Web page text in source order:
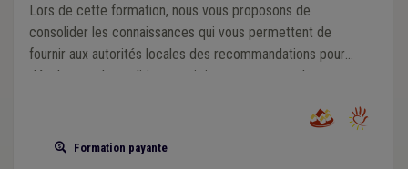
Lors de cette formation, nous vous proposons de
consolider les connaissances qui vous permettent de
fournir aux autorités locales des recommandations pour
développer des politiques qui tiennent compte des
Formation payante